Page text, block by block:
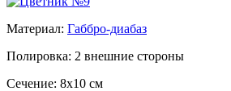
Материал: Габбро-диабаз
Полировка: 2 внешние стороны
Сечение: 8х10 см